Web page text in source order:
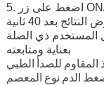
5. اضغط على زر ON/OFF ، واصل الاسترخاء وابدأ القياس. ثم
المستخدم ذي الصلة
بعناية ومتابعته
للصدأ الطبي
الدم نوع المعصم